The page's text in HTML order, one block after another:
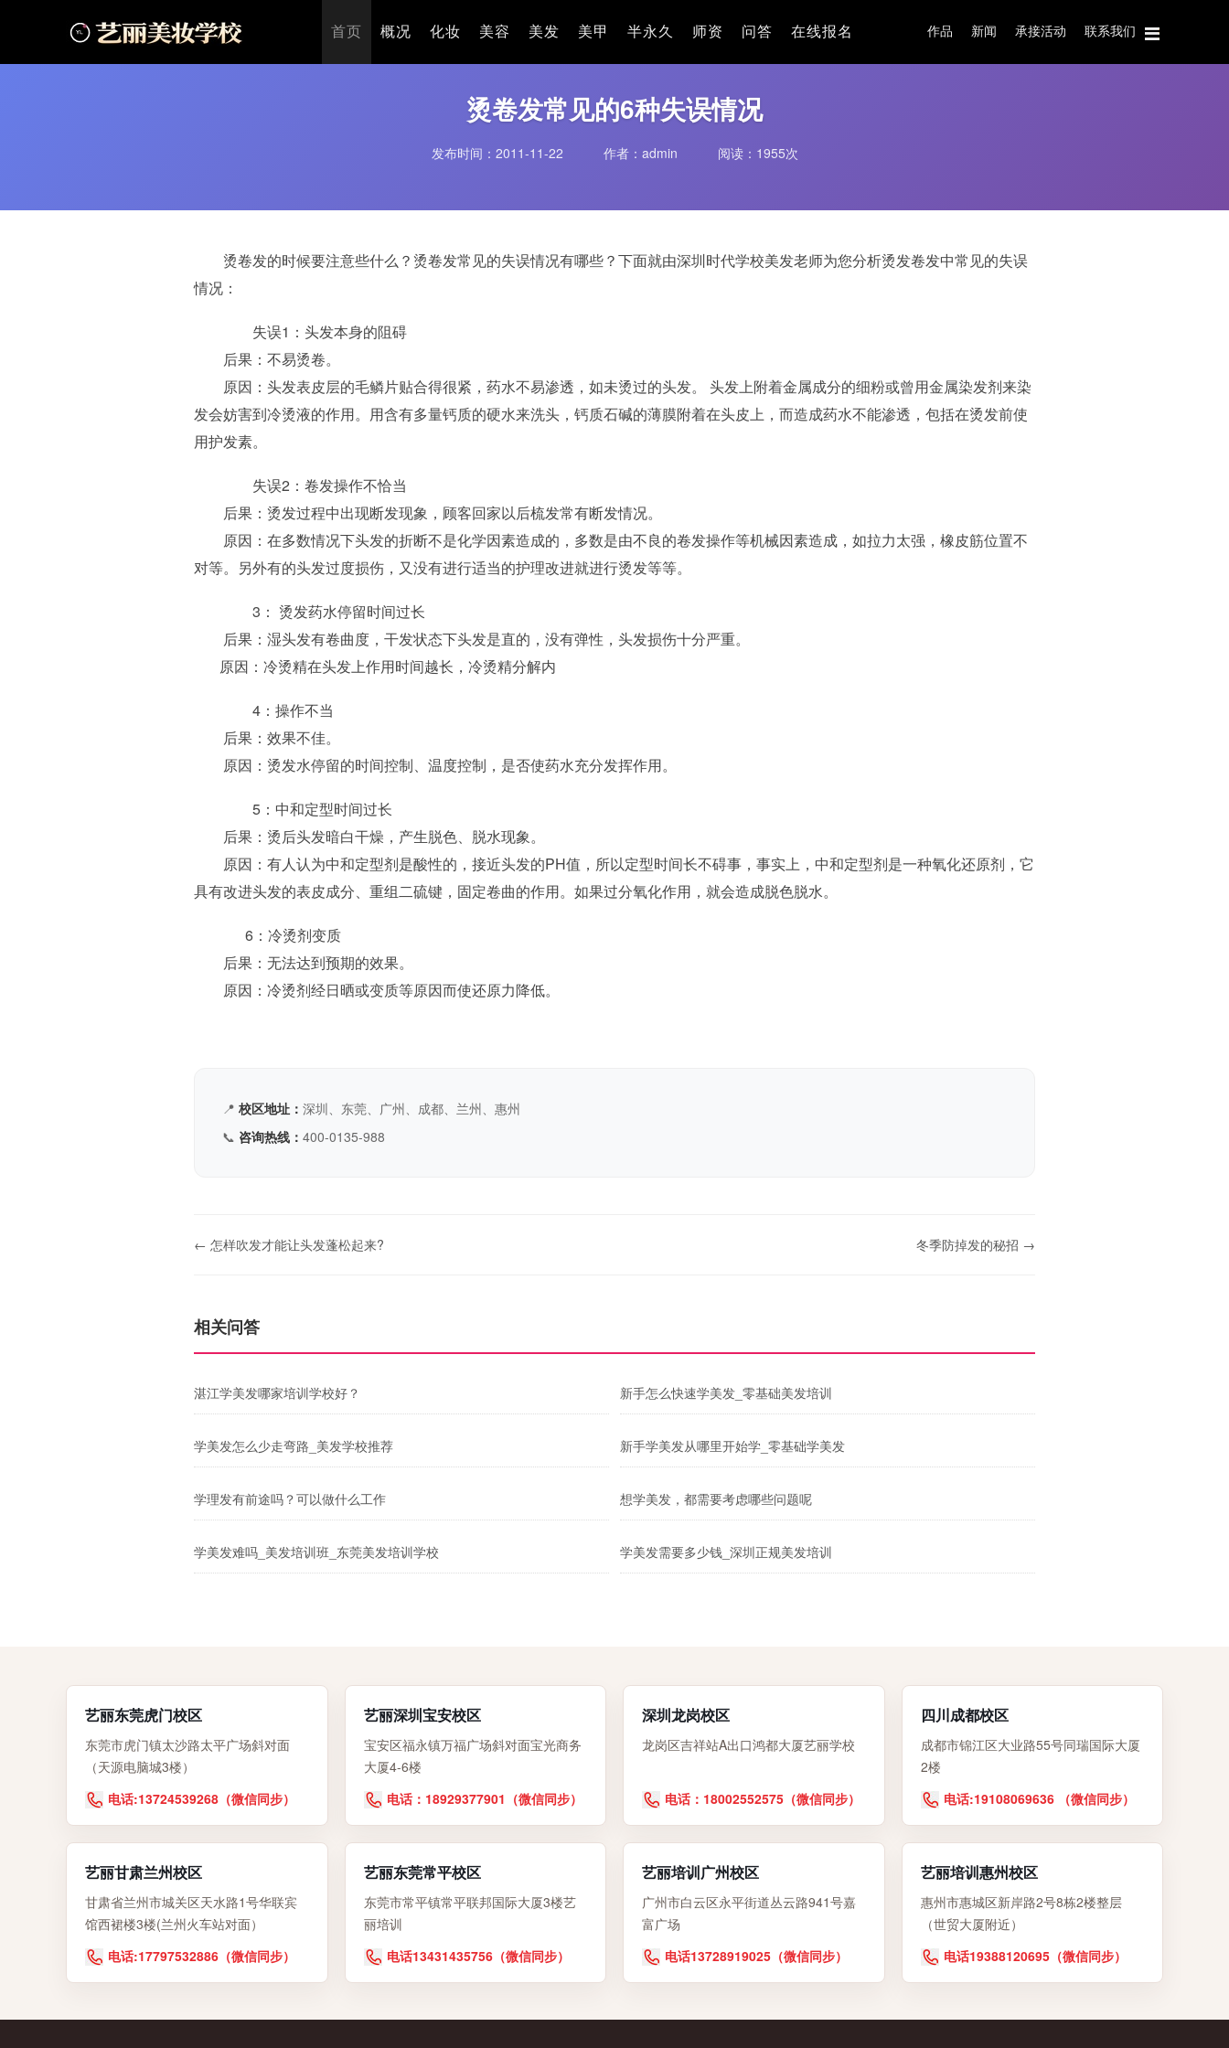
首页 概况 化妆 美容 美发 美甲 半永久 师资 问答 在线报名 作品 新闻 承接活动 联系我们
首页>美发知识>烫卷发常见的6种失误情况
烫卷发常见的6种失误情况
发布时间：2011-11-22 作者：admin 阅读： 1955次
烫卷发的时候要注意些什么？烫卷发常见的失误情况有哪些？下面就由深圳时代学校美发老师为您分析烫发卷发中常见的失误
情况：
失误1：头发本身的阻碍
后果：不易烫卷。
原因：头发表皮层的毛鳞片贴合得很紧，药水不易渗透，如未烫过的头发。 头发上附着金属成分的细粉或曾用金属染发剂来染
发会妨害到冷烫液的作用。用含有多量钙质的硬水来洗头，钙质石碱的薄膜附着在头皮上，而造成药水不能渗透，包括在烫发前使
用护发素。
失误2：卷发操作不恰当
后果：烫发过程中出现断发现象，顾客回家以后梳发常有断发情况。
原因：在多数情况下头发的折断不是化学因素造成的，多数是由不良的卷发操作等机械因素造成，如拉力太强，橡皮筋位置不
对等。另外有的头发过度损伤，又没有进行适当的护理改进就进行烫发等等。
3： 烫发药水停留时间过长
后果：湿头发有卷曲度，干发状态下头发是直的，没有弹性，头发损伤十分严重。
原因：冷烫精在头发上作用时间越长，冷烫精分解内
4：操作不当
后果：效果不佳。
原因：烫发水停留的时间控制、温度控制，是否使药水充分发挥作用。
5：中和定型时间过长
后果：烫后头发暗白干燥，产生脱色、脱水现象。
原因：有人认为中和定型剂是酸性的，接近头发的PH值，所以定型时间长不碍事，事实上，中和定型剂是一种氧化还原剂，它
具有改进头发的表皮成分、重组二硫键，固定卷曲的作用。如果过分氧化作用，就会造成脱色脱水。
6：冷烫剂变质
后果：无法达到预期的效果。
原因：冷烫剂经日晒或变质等原因而使还原力降低。
📍 校区地址： 深圳、东莞、广州、成都、兰州、惠州
📞 咨询热线： 400-0135-988
← 怎样吹发才能让头发蓬松起来? 冬季防掉发的秘招 →
相关问答
湛江学美发哪家培训学校好？ 新手怎么快速学美发_零基础美发培训
学美发怎么少走弯路_美发学校推荐 新手学美发从哪里开始学_零基础学美发
学理发有前途吗？可以做什么工作 想学美发，都需要考虑哪些问题呢
学美发难吗_美发培训班_东莞美发培训学校 学美发需要多少钱_深圳正规美发培训
艺丽东莞虎门校区
东莞市虎门镇太沙路太平广场斜对面
（天源电脑城3楼）
电话:13724539268（微信同步）
艺丽深圳宝安校区
宝安区福永镇万福广场斜对面宝光商务
大厦4-6楼
电话：18929377901（微信同步）
深圳龙岗校区
龙岗区吉祥站A出口鸿都大厦艺丽学校
电话：18002552575（微信同步）
四川成都校区
成都市锦江区大业路55号同瑞国际大厦
2楼
电话:19108069636 （微信同步）
艺丽甘肃兰州校区
甘肃省兰州市城关区天水路1号华联宾
馆西裙楼3楼(兰州火车站对面）
电话:17797532886（微信同步）
艺丽东莞常平校区
东莞市常平镇常平联邦国际大厦3楼艺
丽培训
电话13431435756（微信同步）
艺丽培训广州校区
广州市白云区永平街道丛云路941号嘉
富广场
电话13728919025（微信同步）
艺丽培训惠州校区
惠州市惠城区新岸路2号8栋2楼整层
（世贸大厦附近）
电话19388120695（微信同步）